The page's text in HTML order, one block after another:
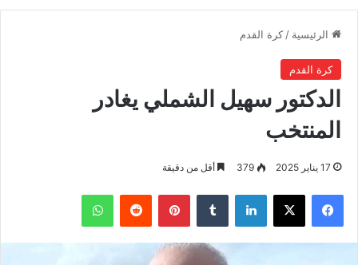
الرئيسية / كرة القدم
كرة القدم
الدكتور سهيل الشملي يغادر
المنتخب
17 يناير 2025 379 أقل من دقيقة
فيسبوك ‫X لينكدإن بينتيريست واتساب